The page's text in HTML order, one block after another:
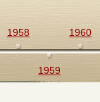
1958
1959
1960